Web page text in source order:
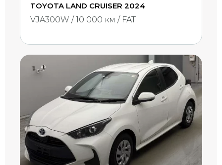
TOYOTA LAND CRUISER 2024
VJA300W / 10 000 км / FAT